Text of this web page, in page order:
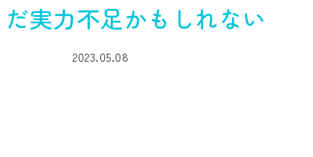
だ実力不足かもしれない
2023.05.08